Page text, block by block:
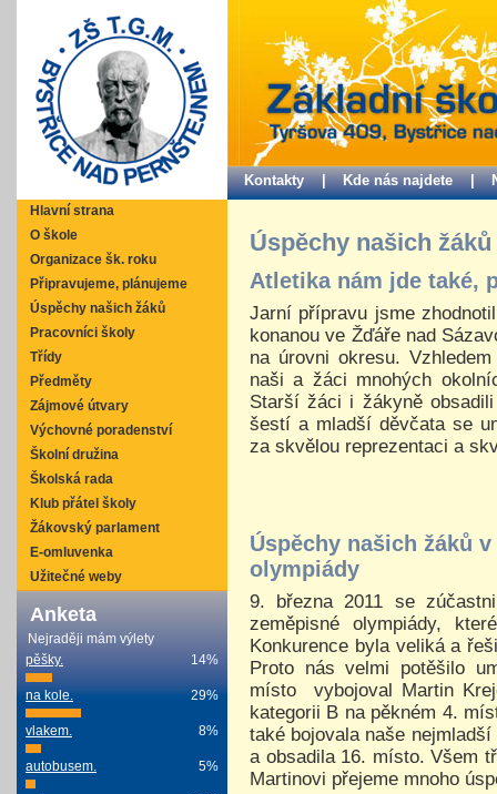
Hlavní strana
O škole
Organizace šk. roku
Připravujeme, plánujeme
Úspěchy našich žáků
Pracovníci školy
Třídy
Předměty
Zájmové útvary
Výchovné poradenství
Školní družina
Školská rada
Klub přátel školy
Žákovský parlament
E-omluvenka
Užitečné weby
Anketa
Nejraději mám výlety
pěšky.
14%
na kole. 29%
vlakem. 8%
autobusem. 5%
Kontakty | Kde nás najdete |
Úspěchy našich žáků
Atletika nám jde také,
Jarní přípravu jsme
konanou ve Žďáře nad
na úrovni okresu.
naši a žáci mnohých
Starší žáci i žákyně
šestí a mladší děvčata se
za skvělou reprezentaci a
Úspěchy našich žáků
olympiády
9. března 2011 se
zeměpisné olympiády,
Konkurence byla veliká a
Proto nás velmi potěšilo
místo vybojoval Martin
kategorii B na pěkném 4.
také bojovala naše
a obsadila 16. místo. Všem
Martinovi přejeme mnoho